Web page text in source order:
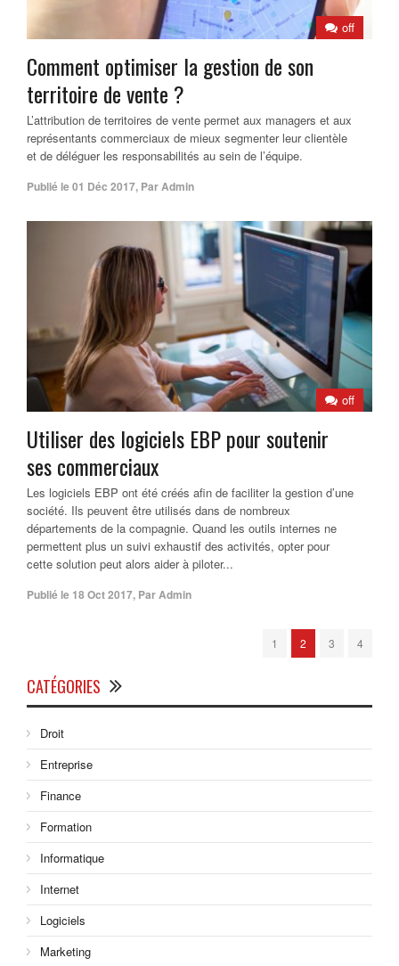
off
Comment optimiser la gestion de son
territoire de vente ?
L’attribution de territoires de vente permet aux managers et aux
représentants commerciaux de mieux segmenter leur clientèle
et de déléguer les responsabilités au sein de l’équipe.
Publié le01 Déc 2017, ParAdmin
off
Utiliser des logiciels EBP pour soutenir
ses commerciaux
Les logiciels EBP ont été créés afin de faciliter la gestion d’une
société. Ils peuvent être utilisés dans de nombreux
départements de la compagnie. Quand les outils internes ne
permettent plus un suivi exhaustif des activités, opter pour
cette solution peut alors aider à piloter...
Publié le 18 Oct 2017, Par Admin
1 2 3 4
CATÉGORIES
Droit
Entreprise
Finance
Formation
Informatique
Internet
Logiciels
Marketing